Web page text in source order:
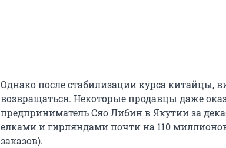
Однако после стабилизации курса китайцы,
возвращаться. Некоторые продавцы даже
предприниматель Сяо Либин в Якутии за
елками и гирляндами почти на 110
заказов).